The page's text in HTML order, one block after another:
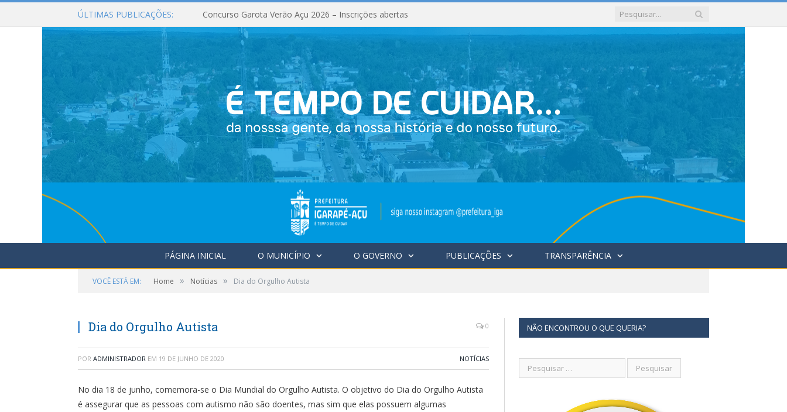
ÚLTIMAS PUBLICAÇÕES: Concurso Garota Verão Açu 2026 – Inscrições abertas
PÁGINA INICIAL O MUNICÍPIO O GOVERNO PUBLICAÇÕES TRANSPARÊNCIA
VOCÊ ESTÁ EM: Home » Notícias » Dia do Orgulho Autista
Dia do Orgulho Autista 0
POR ADMINISTRADOR EM 19 DE JUNHO DE 2020 NOTÍCIAS
No dia 18 de junho, comemora-se o Dia Mundial do Orgulho Autista. O objetivo do Dia do Orgulho Autista
é assegurar que as pessoas com autismo não são doentes, mas sim que elas possuem algumas
NÃO ENCONTROU O QUE QUERIA?